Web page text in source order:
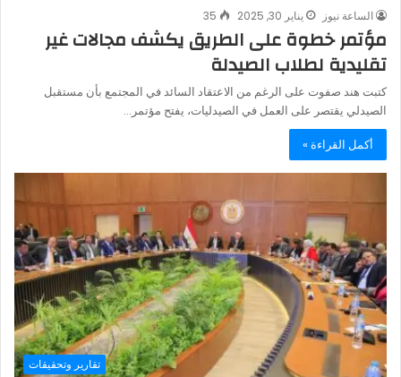
الساعة نيوز يناير 30, 2025 35
مؤتمر خطوة على الطريق يكشف مجالات غير
تقليدية لطلاب الصيدلة
كتبت هند صفوت على الرغم من الاعتقاد السائد في المجتمع بأن مستقبل
الصيدلي يقتصر على العمل في الصيدليات، يفتح مؤتمر…
أكمل القراءة »
تقارير وتحقيقات